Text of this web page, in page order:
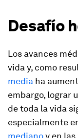
Desafío
Los avances
vida y, como
media ha
embargo, lograr
de toda la vida
especialmente